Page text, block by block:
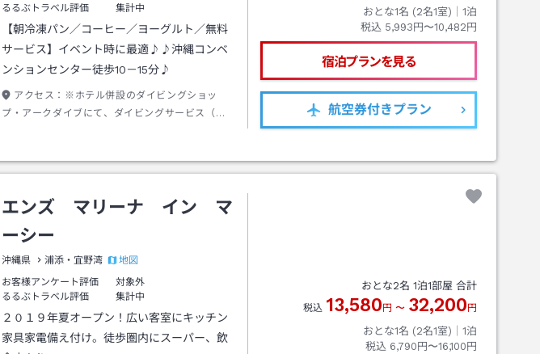
るるぶトラベル評価
集計中
【朝冷凍パン／コーヒー／ヨーグルト／無料
サービス】イベント時に最適♪♪沖縄コンベ
ンションセンター徒歩10－15分♪
アクセス： ※ホテル併設のダイビングショッ
プ・アークダイブにて、ダイビングサービス（体
道５８号線牧港交差点より約３分。
おとな1名 (2名1室)｜ 1泊
税込 5,993円〜10,482円
宿泊プランを見る
航空券付きプラン
エンズ マリーナ イン マ
ーシー
沖縄県 浦添・宜野湾
地図
お客様アンケート評価
対象外
るるぶトラベル評価
集計中
２０１９年夏オープン！広い客室にキッチン
家具家電備え付け。徒歩圏内にスーパー、飲
おとな2名 1泊1部屋 合計
税込 13,580 円 〜 32,200 円
おとな1名 (2名1室)｜ 1泊
税込 6,790円〜16,100円